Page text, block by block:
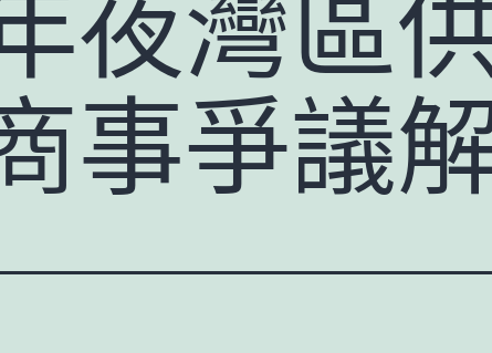
夜灣區
事爭議